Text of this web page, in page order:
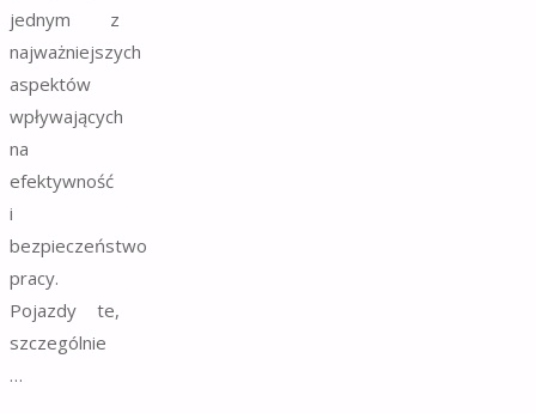
jednym z
najważniejszych
aspektów
wpływających
na
efektywność
i
bezpieczeństwo
pracy.
Pojazdy te,
szczególnie
…